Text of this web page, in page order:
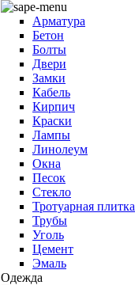
Арматура
Бетон
Болты
Двери
Замки
Кабель
Кирпич
Краски
Лампы
Линолеум
Окна
Песок
Стекло
Тротуарная плитка
Трубы
Уголь
Цемент
Эмаль
Одежда